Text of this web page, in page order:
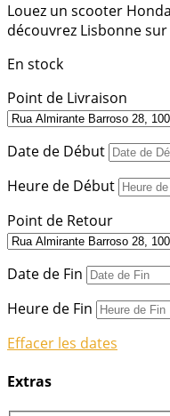
Louez un scooter
découvrez Lisbonne
En stock
Point de Livraison
Date de Début
Heure de Début
Point de Retour
Date de Fin
Heure de Fin
Effacer les dates
Extras